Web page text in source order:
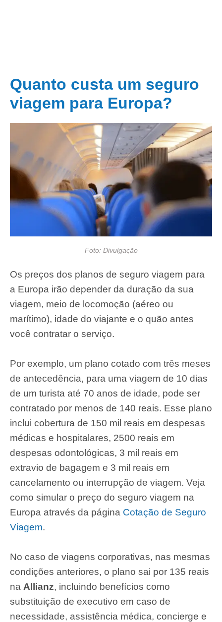
Quanto custa um seguro
viagem para Europa?
Foto: Divulgação
Os preços dos planos de seguro viagem para
a Europa irão depender da duração da sua
viagem, meio de locomoção (aéreo ou
marítimo), idade do viajante e o quão antes
você contratar o serviço.
Por exemplo, um plano cotado com três meses
de antecedência, para uma viagem de 10 dias
de um turista até 70 anos de idade, pode ser
contratado por menos de 140 reais. Esse plano
inclui cobertura de 150 mil reais em despesas
médicas e hospitalares, 2500 reais em
despesas odontológicas, 3 mil reais em
extravio de bagagem e 3 mil reais em
cancelamento ou interrupção de viagem. Veja
como simular o preço do seguro viagem na
Europa através da página Cotação de Seguro
Viagem.
No caso de viagens corporativas, nas mesmas
condições anteriores, o plano sai por 135 reais
na Allianz, incluindo benefícios como
substituição de executivo em caso de
necessidade, assistência médica, concierge e